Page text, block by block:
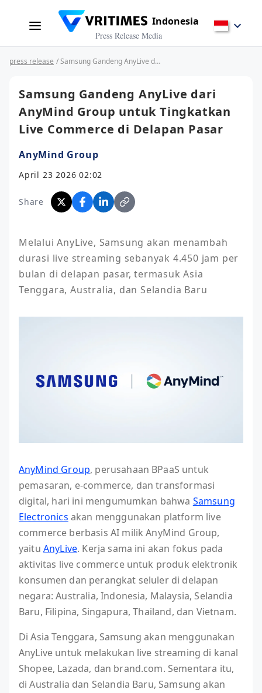
Indonesia
Press Release Media
press release / Samsung Gandeng AnyLive dari AnyMind Group untuk Tingkatkan Live Commerce di Delapan Pasar
Samsung Gandeng AnyLive dari
AnyMind Group untuk Tingkatkan
Live Commerce di Delapan Pasar
AnyMind Group
April 23 2026 02:02
Share
Melalui AnyLive, Samsung akan menambah
durasi live streaming sebanyak 4.450 jam per
bulan di delapan pasar, termasuk Asia
Tenggara, Australia, dan Selandia Baru
AnyMind Group, perusahaan BPaaS untuk
pemasaran, e-commerce, dan transformasi
digital, hari ini mengumumkan bahwa Samsung
Electronics akan menggunakan platform live
commerce berbasis AI milik AnyMind Group,
yaitu AnyLive. Kerja sama ini akan fokus pada
aktivitas live commerce untuk produk elektronik
konsumen dan perangkat seluler di delapan
negara: Australia, Indonesia, Malaysia, Selandia
Baru, Filipina, Singapura, Thailand, dan Vietnam.
Di Asia Tenggara, Samsung akan menggunakan
AnyLive untuk melakukan live streaming di kanal
Shopee, Lazada, dan brand.com. Sementara itu,
di Australia dan Selandia Baru, Samsung akan